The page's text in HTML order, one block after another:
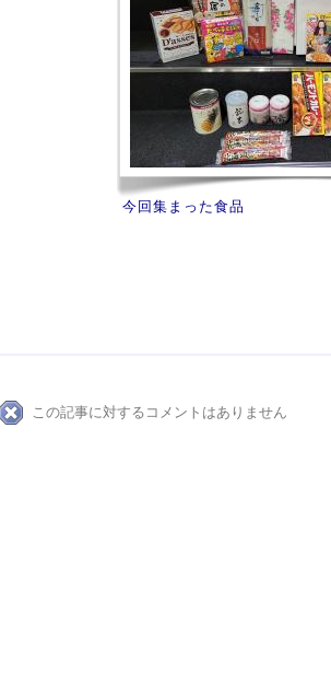
今回集まった食品
この記事に対するコメントはありません